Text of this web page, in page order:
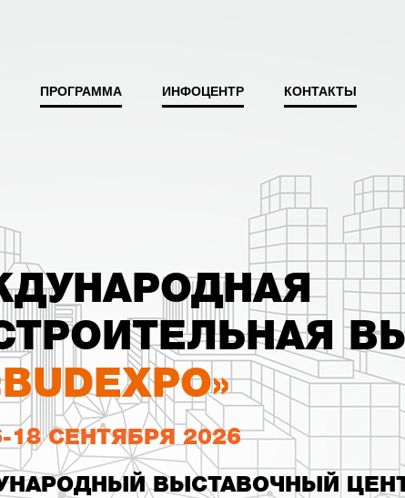
ПРОГРАММА ИНФОЦЕНТР КОНТАКТЫ
18 СЕНТЯБРЯ 2026
ВЫСТАВОЧНЫЙ